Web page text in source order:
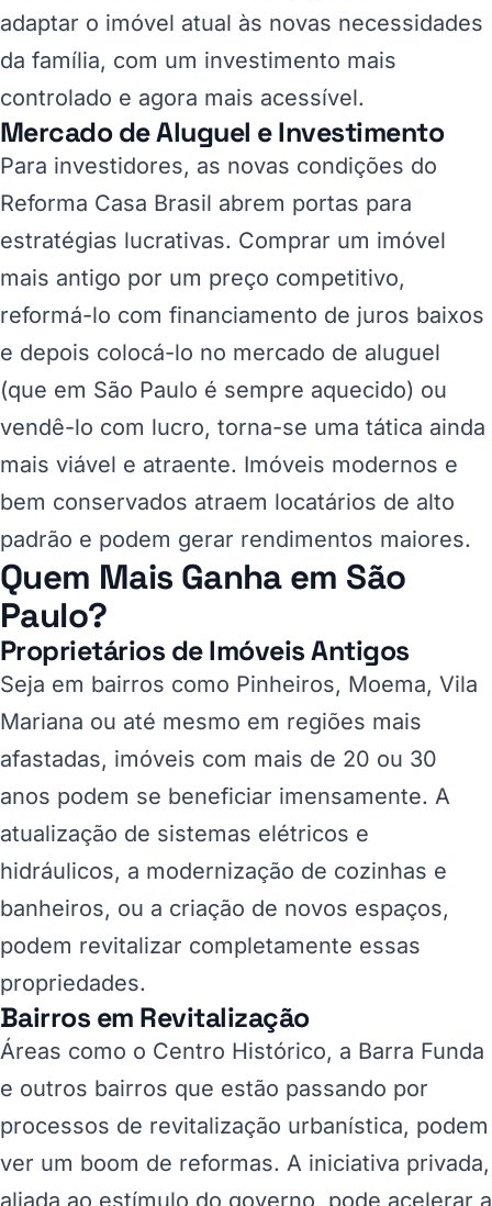
adaptar o imóvel atual às novas necessidades
da família, com um investimento mais
controlado e agora mais acessível.
Mercado de Aluguel e Investimento
Para investidores, as novas condições do
Reforma Casa Brasil abrem portas para
estratégias lucrativas. Comprar um imóvel
mais antigo por um preço competitivo,
reformá-lo com financiamento de juros baixos
e depois colocá-lo no mercado de aluguel
(que em São Paulo é sempre aquecido) ou
vendê-lo com lucro, torna-se uma tática ainda
mais viável e atraente. Imóveis modernos e
bem conservados atraem locatários de alto
padrão e podem gerar rendimentos maiores.
Quem Mais Ganha em São
Paulo?
Proprietários de Imóveis Antigos
Seja em bairros como Pinheiros, Moema, Vila
Mariana ou até mesmo em regiões mais
afastadas, imóveis com mais de 20 ou 30
anos podem se beneficiar imensamente. A
atualização de sistemas elétricos e
hidráulicos, a modernização de cozinhas e
banheiros, ou a criação de novos espaços,
podem revitalizar completamente essas
propriedades.
Bairros em Revitalização
Áreas como o Centro Histórico, a Barra Funda
e outros bairros que estão passando por
processos de revitalização urbanística, podem
ver um boom de reformas. A iniciativa privada,
aliada ao estímulo do governo, pode acelerar a